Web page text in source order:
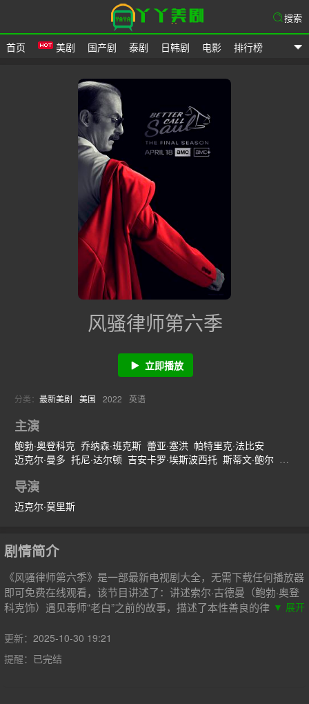
首页 美剧 国产剧 泰剧 日韩剧 电影 排行榜
搜索
风骚律师第六季
立即播放
分类： 最新美剧 美国 2022 英语
主演
鲍勃·奥登科克 乔纳森·班克斯 蕾亚·塞洪 帕特里克·法比安
迈克尔·曼多 托尼·达尔顿 吉安卡罗·埃斯波西托 斯蒂文·鲍尔
导演
迈克尔·莫里斯
剧情简介
《风骚律师第六季》是一部最新电视剧大全，无需下载任何播放器
即可免费在线观看，该节目讲述了：讲述索尔·古德曼（鲍勃·奥登
科克饰）遇见毒师“老白”之前的故事，描述了本性善良的律师“吉
▼ 展开
更新： 2025-10-30 19:21
提醒： 已完结